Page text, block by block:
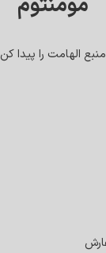
مومنتوم
منبع الهامت را پیدا کن